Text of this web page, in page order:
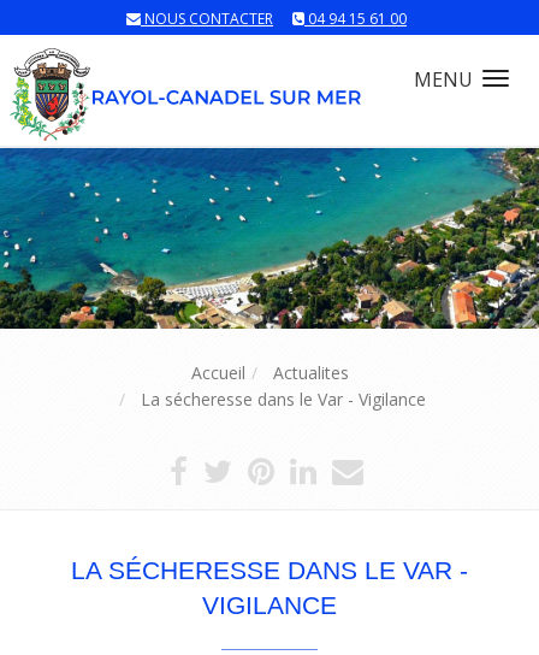
NOUS CONTACTER 04 94 15 61 00
MENU
Accueil
Actualites
La sécheresse dans le Var - Vigilance
LA SÉCHERESSE DANS LE VAR -
VIGILANCE